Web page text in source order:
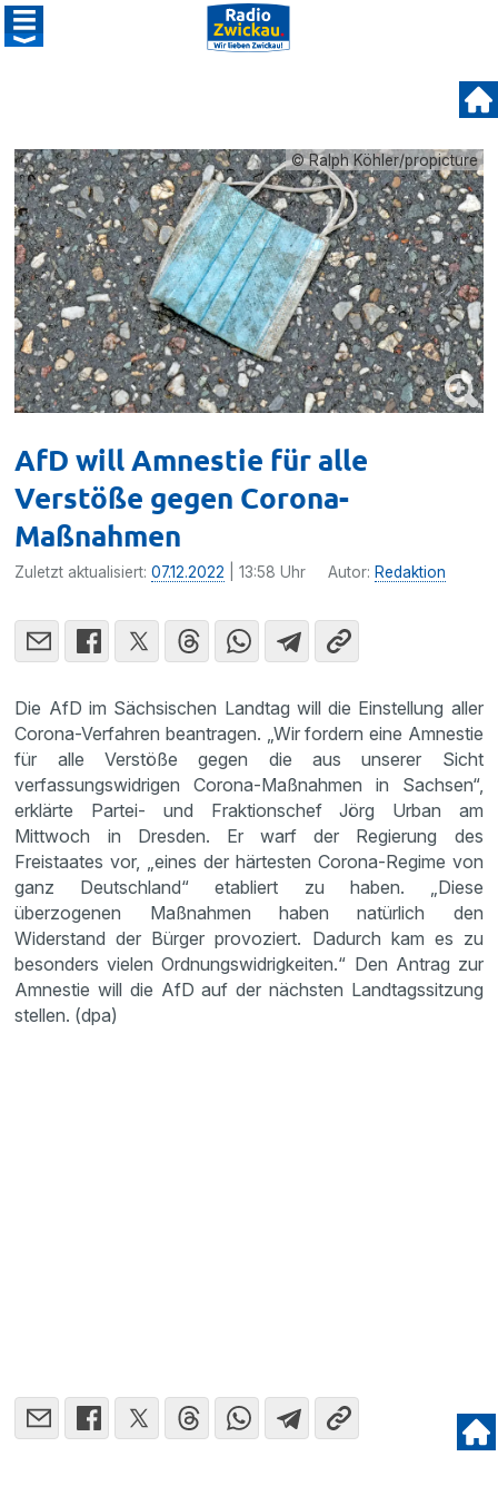
© Ralph Köhler/propicture
AfD will Amnestie für alle
Verstöße gegen Corona-
Maßnahmen
Zuletzt aktualisiert:07.12.2022 | 13:58 Uhr Autor: Redaktion
Die AfD im Sächsischen Landtag will die Einstellung aller
Corona-Verfahren beantragen. „Wir fordern eine Amnestie
für alle Verstöße gegen die aus unserer Sicht
verfassungswidrigen Corona-Maßnahmen in Sachsen“,
erklärte Partei- und Fraktionschef Jörg Urban am
Mittwoch in Dresden. Er warf der Regierung des
Freistaates vor, „eines der härtesten Corona-Regime von
ganz Deutschland“ etabliert zu haben. „Diese
überzogenen Maßnahmen haben natürlich den
Widerstand der Bürger provoziert. Dadurch kam es zu
besonders vielen Ordnungswidrigkeiten.“ Den Antrag zur
Amnestie will die AfD auf der nächsten Landtagssitzung
stellen. (dpa)